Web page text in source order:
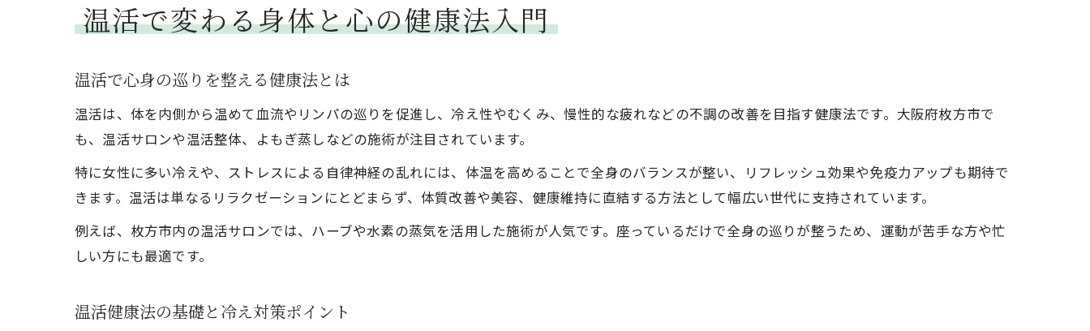
冷えやむくみに効く温活の実践ポイント
冷えとむくみ改善へ導く温活の実践法
温活実践で感じる身体の軽さと温もりの理由
温活整体を通じて感じる健やかな日々
温活整体で実感する身体のポカポカ変化
温活整体と健康法の相乗効果に注目しよう
温活で変わる身体と心の健康法入門
温活で心身の巡りを整える健康法とは
温活は、体を内側から温めて血流やリンパの巡りを促進し、冷え性やむくみ、慢性的な疲れなどの不調の改善を目指す健康法です。大阪府枚方市で
も、温活サロンや温活整体、よもぎ蒸しなどの施術が注目されています。
特に女性に多い冷えや、ストレスによる自律神経の乱れには、体温を高めることで全身のバランスが整い、リフレッシュ効果や免疫力アップも期待で
きます。温活は単なるリラクゼーションにとどまらず、体質改善や美容、健康維持に直結する方法として幅広い世代に支持されています。
例えば、枚方市内の温活サロンでは、ハーブや水素の蒸気を活用した施術が人気です。座っているだけで全身の巡りが整うため、運動が苦手な方や忙
しい方にも最適です。
温活健康法の基礎と冷え対策ポイント